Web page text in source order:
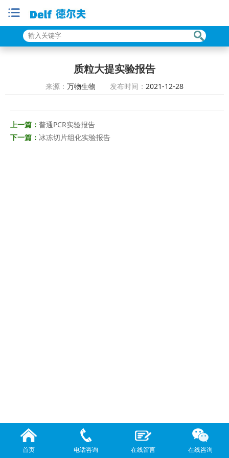
质粒大提实验报告
来源： 万物生物 发布时间： 2021-12-28
上一篇： 普通PCR实验报告
下一篇： 冰冻切片组化实验报告
首页 电话咨询 在线留言 在线咨询